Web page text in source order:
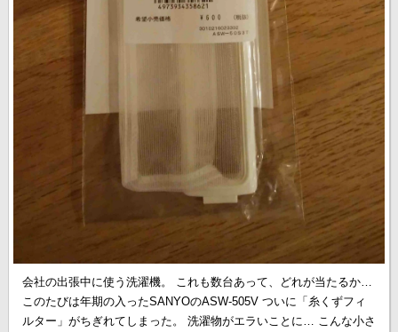
会社の出張中に使う洗濯機。 これも数台あって、どれが当たるか…
このたびは年期の入ったSANYOのASW-505V ついに「糸くずフィ
ルター」がちぎれてしまった。 洗濯物がエラいことに… こんな小さ